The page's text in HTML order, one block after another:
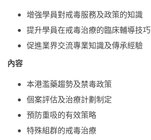
增強學員對戒毒服務及政策的知識
提升學員在戒毒治療的臨床輔導技巧
促進業界交流專業知識及傳承經驗
內容
本港濫藥趨勢及禁毒政策
個案評估及治療計劃制定
預防重吸的有效策略
特殊組群的戒毒治療